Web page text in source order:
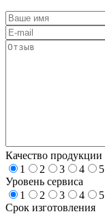
Качество продукции
1
2 3 4
5
Уровень сервиса
1
2 3 4
5
Срок изготовления